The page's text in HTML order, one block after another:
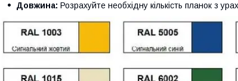
Довжина: Розрахуйте необхідну кількість планок з